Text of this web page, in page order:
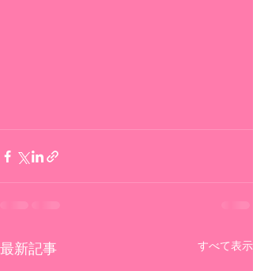
最新記事 すべて表示